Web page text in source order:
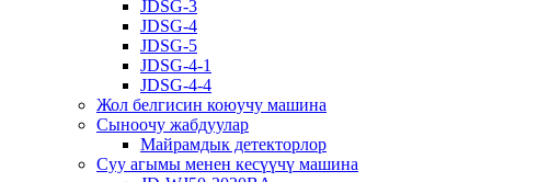
JDSG-3
JDSG-4
JDSG-5
JDSG-4-1
JDSG-4-4
Жол белгисин коюучу машина
Сыноочу жабдуулар
Майрамдык детекторлор
Суу агымы менен кесүүчү машина